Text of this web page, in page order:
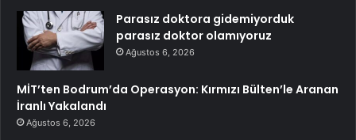
Parasız doktora gidemiyorduk
parasız doktor olamıyoruz
Ağustos 6, 2026
MİT’ten Bodrum’da Operasyon: Kırmızı Bülten’le Aranan
İranlı Yakalandı
Ağustos 6, 2026